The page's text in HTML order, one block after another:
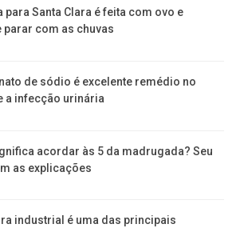
para Santa Clara é feita com ovo e
parar com as chuvas
de sódio é excelente remédio no
a infecção urinária
acordar às 5 da madrugada? Seu
as explicações
industrial é uma das principais